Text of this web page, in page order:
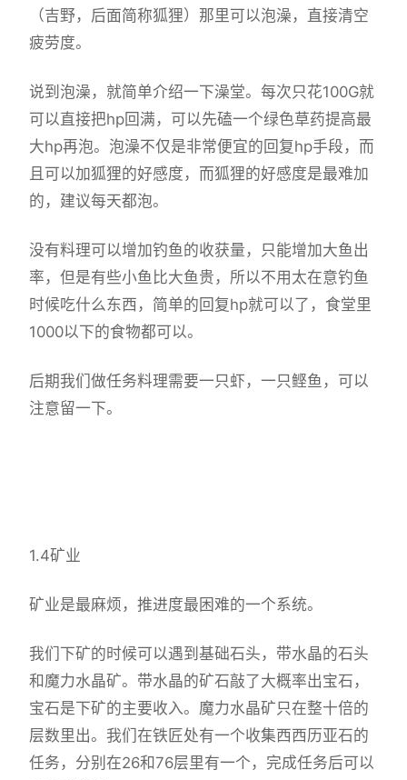
（吉野，后面简称狐狸）那里可以泡澡，直接清空
疲劳度。
说到泡澡，就简单介绍一下澡堂。每次只花100G就
可以直接把hp回满，可以先磕一个绿色草药提高最
大hp再泡。泡澡不仅是非常便宜的回复hp手段，而
且可以加狐狸的好感度，而狐狸的好感度是最难加
的，建议每天都泡。
没有料理可以增加钓鱼的收获量，只能增加大鱼出
率，但是有些小鱼比大鱼贵，所以不用太在意钓鱼
时候吃什么东西，简单的回复hp就可以了，食堂里
1000以下的食物都可以。
后期我们做任务料理需要一只虾，一只鲣鱼，可以
注意留一下。
1.4矿业
矿业是最麻烦，推进度最困难的一个系统。
我们下矿的时候可以遇到基础石头，带水晶的石头
和魔力水晶矿。带水晶的矿石敲了大概率出宝石，
宝石是下矿的主要收入。魔力水晶矿只在整十倍的
层数里出。我们在铁匠处有一个收集西西历亚石的
任务，分别在26和76层里有一个，完成任务后可以